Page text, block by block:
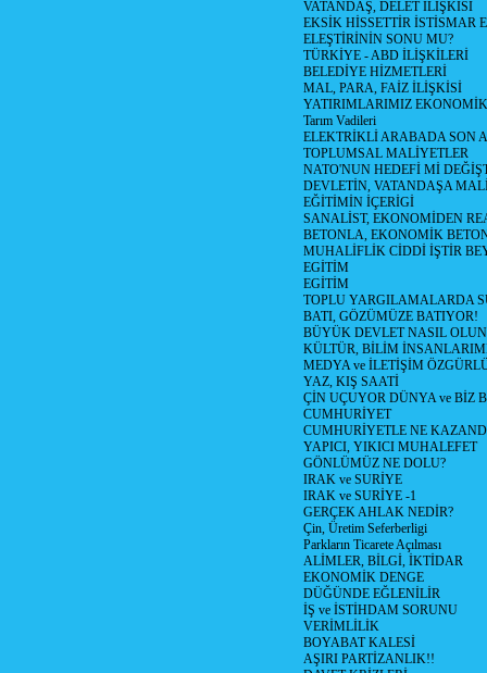
VATANDAŞ, DELET İLİŞKİSİ
EKSİK HİSSETTİR İSTİSMAR
ELEŞTİRİNİN SONU MU?
TÜRKİYE - ABD İLİŞKİLERİ
BELEDİYE HİZMETLERİ
MAL, PARA, FAİZ İLİŞKİSİ
YATIRIMLARIMIZ
Tarım Vadileri
ELEKTRİKLİ ARABADA SON
TOPLUMSAL MALİYETLER
NATO'NUN HEDEFİ Mİ
DEVLETİN, VATANDAŞA
EĞİTİMİN İÇERİGİ
SANALİST, EKONOMİDEN
BETONLA, EKONOMİK
MUHALİFLİK CİDDİ İŞTİR
EGİTİM
EGİTİM
TOPLU YARGILAMALARDA
BATI, GÖZÜMÜZE BATIYOR!
BÜYÜK DEVLET NASIL
KÜLTÜR, BİLİM
MEDYA ve İLETİŞİM
YAZ, KIŞ SAATİ
ÇİN UÇUYOR DÜNYA ve BİZ
CUMHURİYET
CUMHURİYETLE NE
YAPICI, YIKICI MUHALEFET
GÖNLÜMÜZ NE DOLU?
IRAK ve SURİYE
IRAK ve SURİYE -1
GERÇEK AHLAK NEDİR?
Çin, Üretim Seferberligi
Parkların Ticarete Açılması
ALİMLER, BİLGİ, İKTİDAR
EKONOMİK DENGE
DÜĞÜNDE EĞLENİLİR
İŞ ve İSTİHDAM SORUNU
VERİMLİLİK
BOYABAT KALESİ
AŞIRI PARTİZANLIK!!